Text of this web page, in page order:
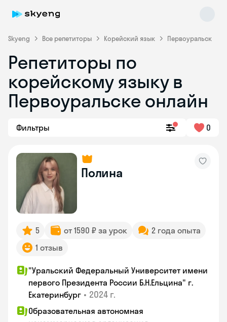
Skyeng Все репетиторы Корейский язык Первоуральск
Репетиторы по
корейскому языку в
Первоуральске онлайн
Фильтры 0
Полина
5 от 1590 ₽ за урок
2 года опыта
1 отзыв
"Уральский Федеральный Университет имени
первого Президента России Б.Н.Ельцина" г.
Екатеринбург • 2024 г.
Образовательная автономная
Skyeng Chat